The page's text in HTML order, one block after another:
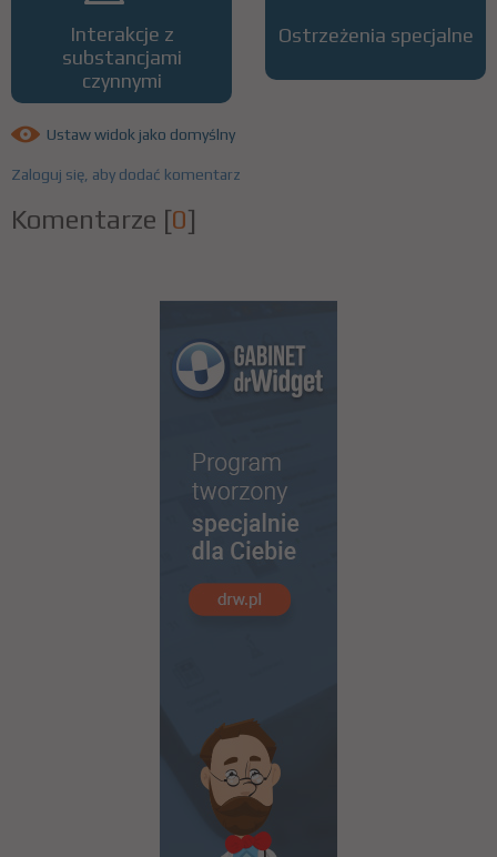
Interakcje z
substancjami
czynnymi
Ostrzeżenia specjalne
Ustaw widok jako domyślny
Zaloguj się, aby dodać komentarz
Komentarze [0]